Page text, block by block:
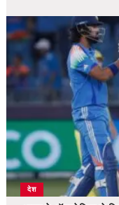
देश